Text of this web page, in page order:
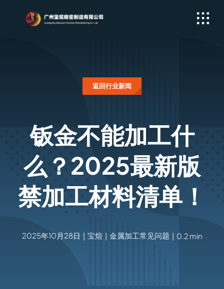
返回行业新闻
钣金不能加工什
么？2025最新版
禁加工材料清单！
2025年10月28日 | 宝煊 | 金属加工常见问题 | 0.2 min